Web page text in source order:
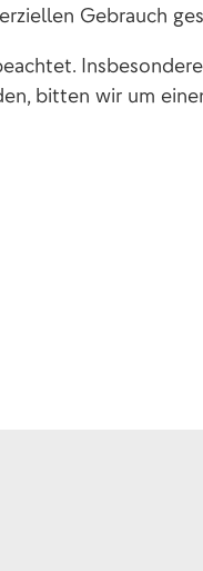
Gebrauch
bitten wir um